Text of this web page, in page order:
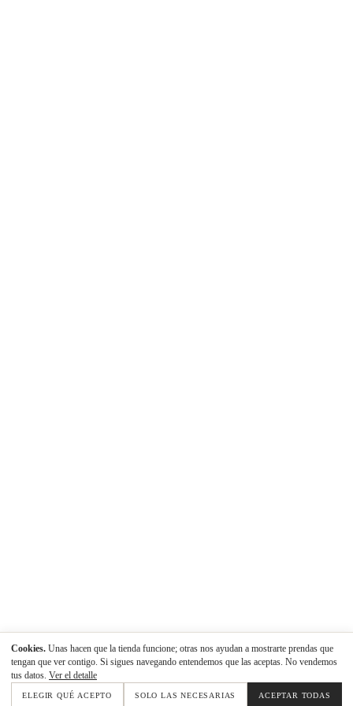
Cookies. Unas hacen que la tienda funcione; otras nos ayudan a mostrarte prendas que
tengan que ver contigo. Si sigues navegando entendemos que las aceptas. No vendemos
tus datos. Ver el detalle
ELEGIR QUÉ ACEPTO SOLO LAS NECESARIAS ACEPTAR TODAS